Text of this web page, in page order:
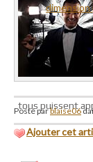
tous puissent
Posté parblaise06
Ajouter cet